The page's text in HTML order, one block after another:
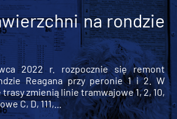
na rondzie
2022 r. rozpocznie się remont
Reagana przy peronie 1 i 2. W
zmienią linie tramwajowe 1, 2, 10,
C, D, 111,...